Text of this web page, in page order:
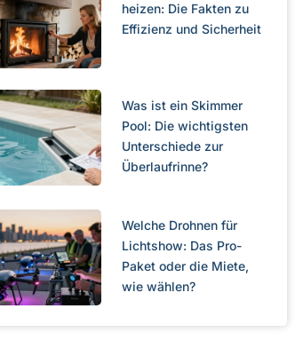
heizen: Die Fakten zu
Effizienz und Sicherheit
Was ist ein Skimmer
Pool: Die wichtigsten
Unterschiede zur
Überlaufrinne?
Welche Drohnen für
Lichtshow: Das Pro-
Paket oder die Miete,
wie wählen?